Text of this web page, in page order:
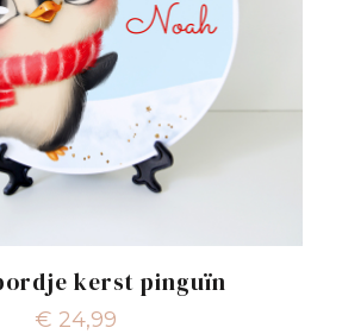
kerst pinguïn
€ 24,99